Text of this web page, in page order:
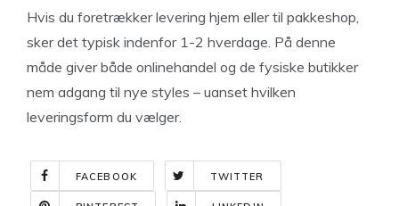
Hvis du foretrækker levering hjem eller til pakkeshop,
sker det typisk indenfor 1-2 hverdage. På denne
måde giver både onlinehandel og de fysiske butikker
nem adgang til nye styles – uanset hvilken
leveringsform du vælger.
FACEBOOK TWITTER